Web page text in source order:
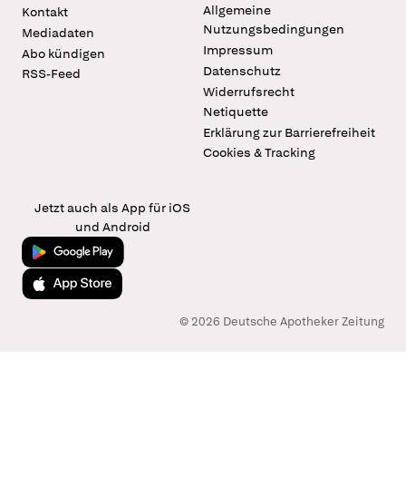
Kontakt
Mediadaten
Abo kündigen
RSS-Feed
Allgemeine
Nutzungsbedingungen
Impressum
Datenschutz
Widerrufsrecht
Netiquette
Erklärung zur Barrierefreiheit
Cookies & Tracking
Jetzt auch als App für iOS
und Android
Jetzt bei Google Play
Laden im App Store
© 2026 Deutsche Apotheker Zeitung